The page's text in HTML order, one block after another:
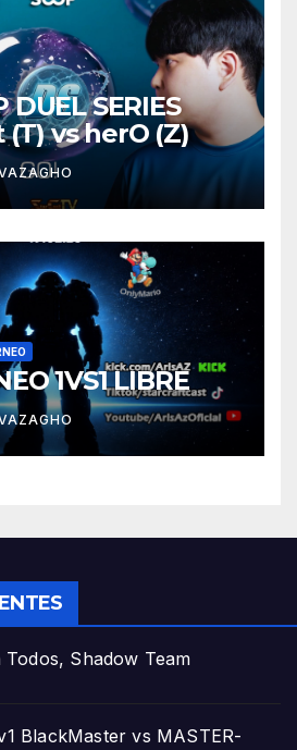
DUEL SERIES
vs herO (Z)
1VS1 LIBRE
Shadow Team
BlackMaster vs MASTER-